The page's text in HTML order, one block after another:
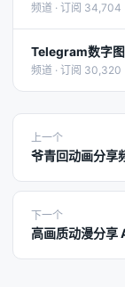
频道 · 订阅 34,704
Telegram数字
频道 · 订阅 30,320
上一个
爷青回动画分享
下一个
高画质动漫分享